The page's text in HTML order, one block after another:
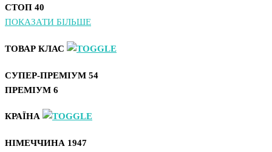
СТОП 40
ПОКАЗАТИ БІЛЬШЕ
ТОВАР КЛАС
СУПЕР-ПРЕМІУМ 54
ПРЕМІУМ 6
КРАЇНА
НІМЕЧЧИНА 1947